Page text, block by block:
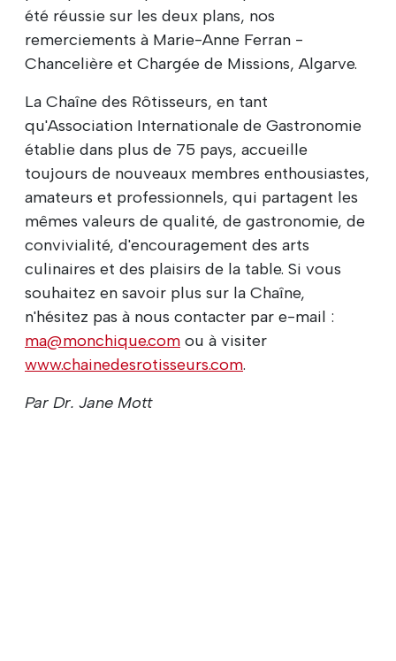
été réussie sur les deux plans, nos
remerciements à Marie-Anne Ferran -
Chancelière et Chargée de Missions, Algarve.
La Chaîne des Rôtisseurs, en tant
qu'Association Internationale de Gastronomie
établie dans plus de 75 pays, accueille
toujours de nouveaux membres enthousiastes,
amateurs et professionnels, qui partagent les
mêmes valeurs de qualité, de gastronomie, de
convivialité, d'encouragement des arts
culinaires et des plaisirs de la table. Si vous
souhaitez en savoir plus sur la Chaîne,
n'hésitez pas à nous contacter par e-mail :
ma@monchique.com ou à visiter
www.chainedesrotisseurs.com.
Par Dr. Jane Mott